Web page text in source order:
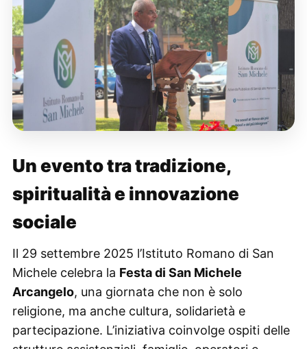
Un evento tra tradizione,
spiritualità e innovazione
sociale
Il 29 settembre 2025 l’Istituto Romano di San
Michele celebra la Festa di San Michele
Arcangelo, una giornata che non è solo
religione, ma anche cultura, solidarietà e
partecipazione. L’iniziativa coinvolge ospiti delle